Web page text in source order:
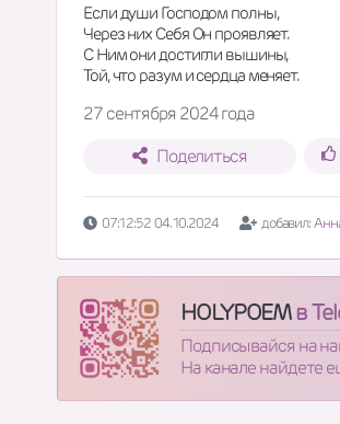
Если души Господом полны,
Через них Себя Он проявляет.
С Ним они достигли вышины,
Той, что разум и сердца меняет.
27 сентября 2024 года
Поделиться
07:12:52 04.10.2024 добавил:
HOLYPOEMв
Подписывайся на
На канале найдете